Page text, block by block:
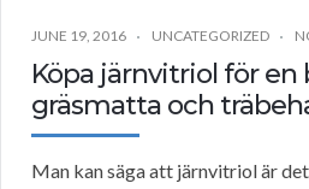
JUNE 19, 2016 UNCATEGORIZED
Köpa järnvitriol för en
gräsmatta och
Man kan säga att järnvitriol är